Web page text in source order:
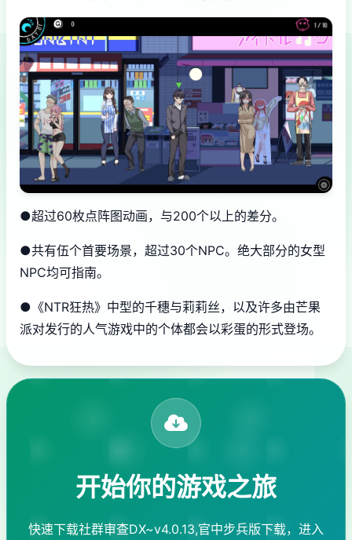
●超过60枚点阵图动画，与200个以上的差分。
●共有伍个首要场景，超过30个NPC。绝大部分的女型
NPC均可指南。
●《NTR狂热》中型的千穗与莉莉丝，以及许多由芒果
派对发行的人气游戏中的个体都会以彩蛋的形式登场。
开始你的游戏之旅
快速下载社群审查DX~v4.0.13,官中步兵版下载，进入